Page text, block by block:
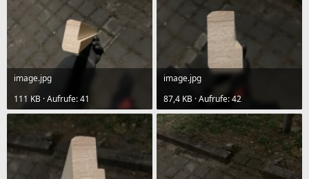
image.jpg
111 KB · Aufrufe: 41
image.jpg
87,4 KB · Aufrufe: 42